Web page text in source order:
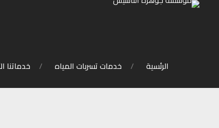
الرئسية خدمات تسربات المياه خدماتنا